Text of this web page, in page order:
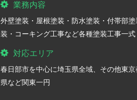
業務内容
外壁塗装・屋根塗装・防水塗装・付帯部塗
装・コーキング工事など各種塗装工事一式
対応エリア
春日部市を中心に埼玉県全域、その他東京
県など関東一円